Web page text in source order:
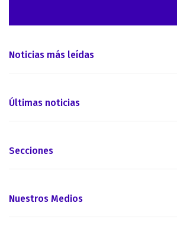
Noticias más leídas
Últimas noticias
Secciones
Nuestros Medios